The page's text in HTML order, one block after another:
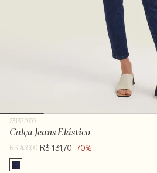
231372009
Calça Jeans Elástico
R$ 439,00 R$ 131,70 -70%